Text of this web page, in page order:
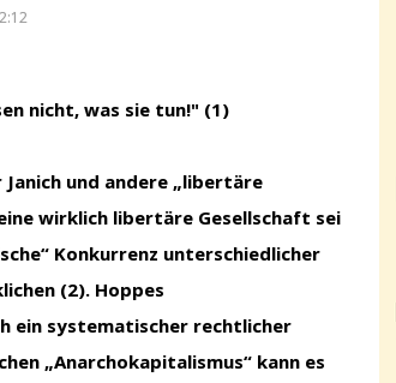
nicht, was sie tun!" (1)
und andere „libertäre
wirklich libertäre Gesellschaft sei
Konkurrenz unterschiedlicher
(2). Hoppes
ein systematischer rechtlicher
„Anarchokapitalismus“ kann es